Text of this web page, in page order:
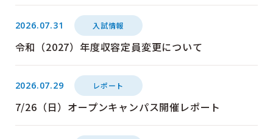
2026.07.31 入試情報
令和（2027）年度収容定員変更について
2026.07.29 レポート
7/26（日）オープンキャンパス開催レポート